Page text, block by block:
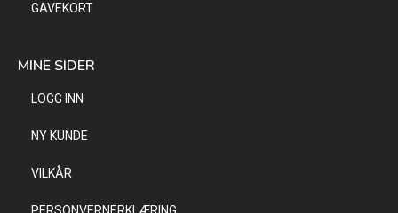
GAVEKORT
MINE SIDER
LOGG INN
NY KUNDE
VILKÅR